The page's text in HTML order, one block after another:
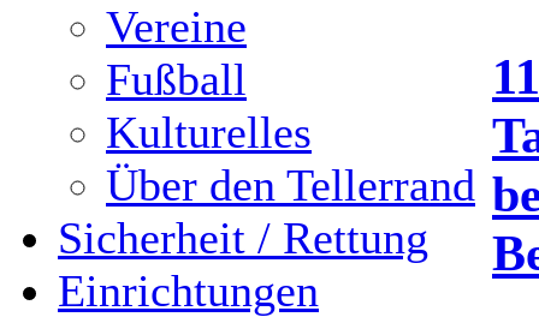
Vereine
Fußball
Kulturelles
Über den Tellerrand
Sicherheit / Rettung
Einrichtungen